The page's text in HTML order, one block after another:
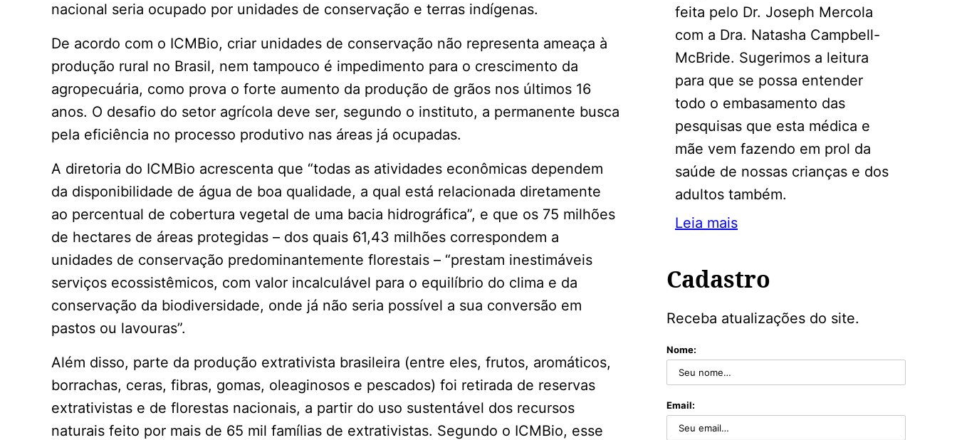
nacional seria ocupado por unidades de conservação e terras indígenas.
De acordo com o ICMBio, criar unidades de conservação não representa ameaça à
produção rural no Brasil, nem tampouco é impedimento para o crescimento da
agropecuária, como prova o forte aumento da produção de grãos nos últimos 16
anos. O desafio do setor agrícola deve ser, segundo o instituto, a permanente busca
pela eficiência no processo produtivo nas áreas já ocupadas.
A diretoria do ICMBio acrescenta que “todas as atividades econômicas dependem
da disponibilidade de água de boa qualidade, a qual está relacionada diretamente
ao percentual de cobertura vegetal de uma bacia hidrográfica”, e que os 75 milhões
de hectares de áreas protegidas – dos quais 61,43 milhões correspondem a
unidades de conservação predominantemente florestais – “prestam inestimáveis
serviços ecossistêmicos, com valor incalculável para o equilíbrio do clima e da
conservação da biodiversidade, onde já não seria possível a sua conversão em
pastos ou lavouras”.
Além disso, parte da produção extrativista brasileira (entre eles, frutos, aromáticos,
borrachas, ceras, fibras, gomas, oleaginosos e pescados) foi retirada de reservas
extrativistas e de florestas nacionais, a partir do uso sustentável dos recursos
naturais feito por mais de 65 mil famílias de extrativistas. Segundo o ICMBio, esse
feita pelo Dr. Joseph Mercola
com a Dra. Natasha Campbell-
McBride. Sugerimos a leitura
para que se possa entender
todo o embasamento das
pesquisas que esta médica e
mãe vem fazendo em prol da
saúde de nossas crianças e dos
adultos também.
Leia mais
Cadastro
Receba atualizações do site.
Nome:
Email: